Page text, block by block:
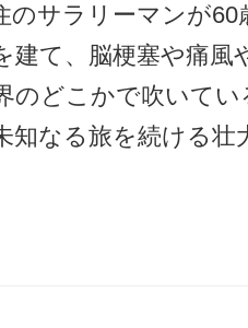
のサラリーマンが60
建て、脳梗塞や痛風
のどこかで吹いて
知なる旅を続ける